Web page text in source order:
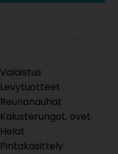
Valaistus
Levytuotteet
Reunanauhat
Kalusterungot, ovet
Helat
Pintakäsittely